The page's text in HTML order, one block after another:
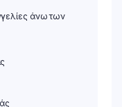
άνω των